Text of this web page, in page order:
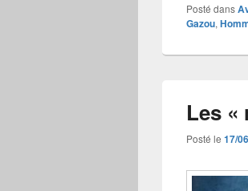
Posté dans
Gazou,
Les «
Posté le 17/